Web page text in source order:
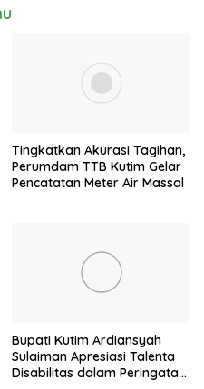
Tingkatkan Akurasi Tagihan,
Perumdam TTB Kutim Gelar
Pencatatan Meter Air Massal
Bupati Kutim Ardiansyah
Sulaiman Apresiasi Talenta
Disabilitas dalam Peringatan